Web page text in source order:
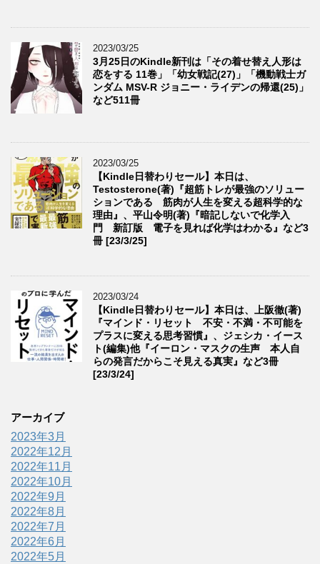
2023/03/25
3月25日のKindle新刊は「その着せ替え人形は
恋をする 11巻」「幼女戦記(27)」「機動戦士ガ
ンダム MSV-R ジョニー・ライデンの帰還(25)」
など511冊
2023/03/25
【Kindle日替わりセール】本日は、
Testosterone(著)『超筋トレが最強のソリュー
ションである 筋肉が人生を変える超科学的な
理由』、平山令明(著)『暗記しないで化学入
門 新訂版 電子を見れば化学はわかる』など3
冊 [23/3/25]
2023/03/24
【Kindle日替わりセール】本日は、上阪徹(著)
『マインド・リセット 不安・不満・不可能を
プラスに変える思考習慣』、ジェシカ・イース
ト(編集)他『イーロン・マスクの生声 本人自
らの発言だからこそ見える真実』など3冊
[23/3/24]
アーカイブ
2023年3月
2022年12月
2022年11月
2022年10月
2022年9月
2022年8月
2022年7月
2022年6月
2022年5月